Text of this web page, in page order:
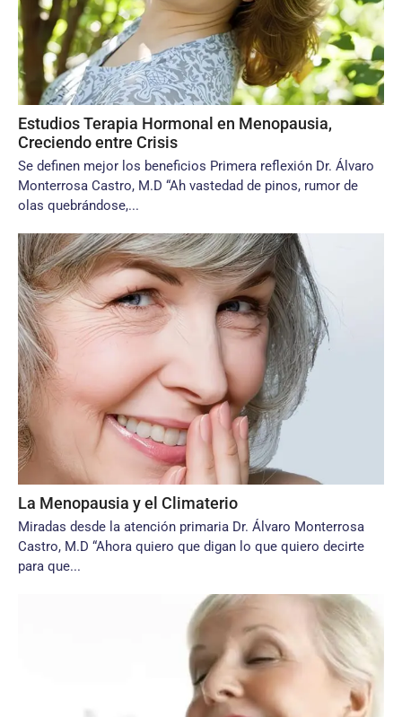
Estudios Terapia Hormonal en Menopausia,
Creciendo entre Crisis
Se definen mejor los beneficios Primera reflexión Dr. Álvaro
Monterrosa Castro, M.D “Ah vastedad de pinos, rumor de
olas quebrándose,...
La Menopausia y el Climaterio
Miradas desde la atención primaria Dr. Álvaro Monterrosa
Castro, M.D “Ahora quiero que digan lo que quiero decirte
para que...